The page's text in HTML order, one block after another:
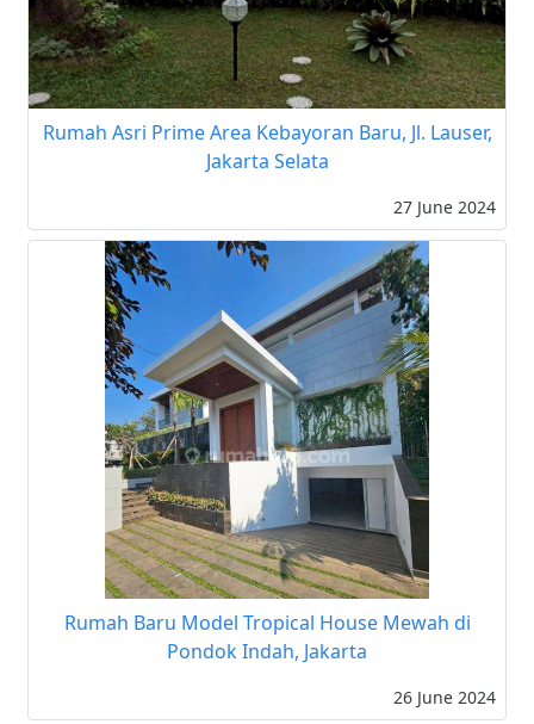
Rumah Asri Prime Area Kebayoran Baru, Jl. Lauser,
Jakarta Selata
27 June 2024
Rumah Baru Model Tropical House Mewah di
Pondok Indah, Jakarta
26 June 2024